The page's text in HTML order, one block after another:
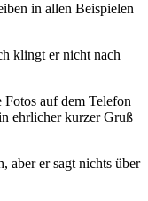
in allen Beispielen
klingt er nicht nach
auf dem Telefon
ehrlicher kurzer Gruß
aber er sagt nichts über